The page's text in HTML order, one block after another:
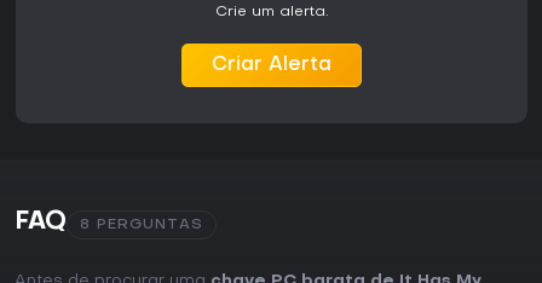
Crie um alerta.
Criar Alerta
FAQ 8 PERGUNTAS